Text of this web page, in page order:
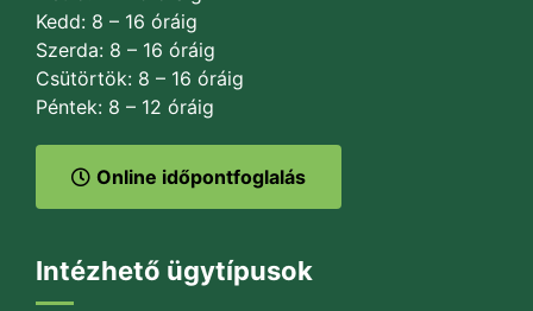
Kedd: 8 – 16 óráig
Szerda: 8 – 16 óráig
Csütörtök: 8 – 16 óráig
Péntek: 8 – 12 óráig
Online időpontfoglalás
Intézhető ügytípusok